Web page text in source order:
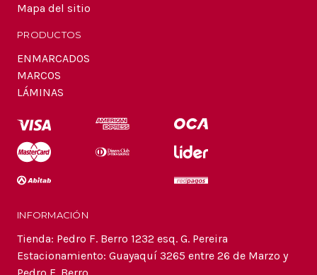
Mapa del sitio
PRODUCTOS
ENMARCADOS
MARCOS
LÁMINAS
INFORMACIÓN
Tienda: Pedro F. Berro 1232 esq. G. Pereira
Estacionamiento: Guayaquí 3265 entre 26 de Marzo y
Pedro F. Berro